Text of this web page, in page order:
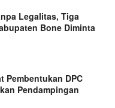
Legalitas, Tiga
Bone Diminta
Pembentukan DPC
Pendampingan